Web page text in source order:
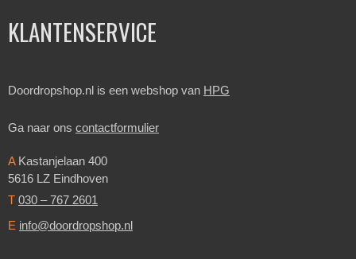
KLANTENSERVICE
Doordropshop.nl is een webshop van HPG
Ga naar ons contactformulier
AKastanjelaan 400
5616 LZ Eindhoven
T 030 – 767 2601
E info@doordropshop.nl